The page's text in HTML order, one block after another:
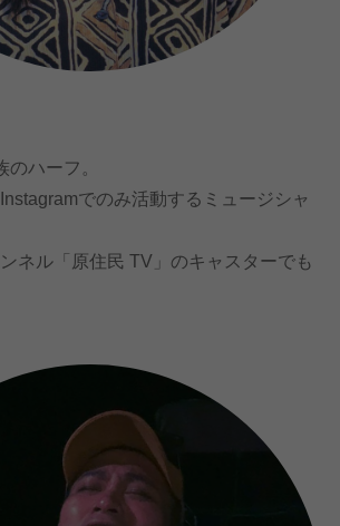
ハーフ。
でのみ活動するミュージシャ
ネル「原住民 TV」のキャスターでも